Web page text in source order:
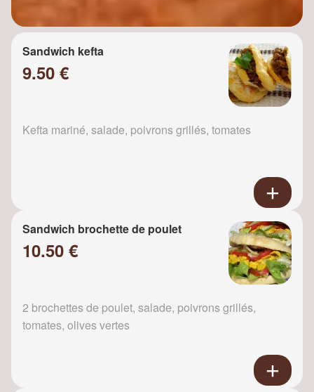
Sandwich kefta
9.50 €
Kefta mariné, salade, poivrons grillés, tomates
Sandwich brochette de poulet
10.50 €
2 brochettes de poulet, salade, poivrons grillés,
tomates, olives vertes